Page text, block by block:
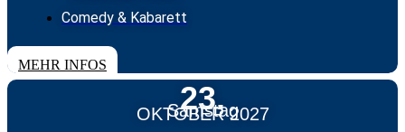
Comedy & Kabarett
TICKETS
MEHR INFOS
23.
OKTOBER 2027
Samstag